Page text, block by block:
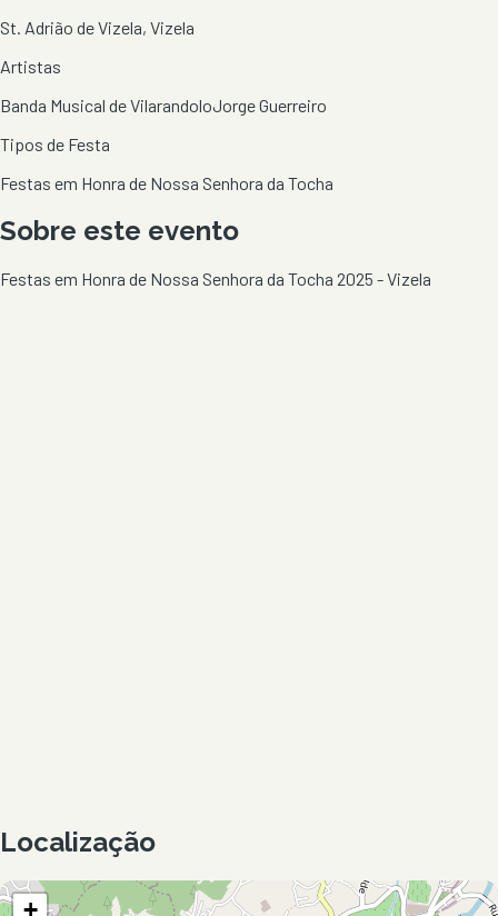
St. Adrião de Vizela, Vizela
Artistas
Banda Musical de VilarandoloJorge Guerreiro
Tipos de Festa
Festas em Honra de Nossa Senhora da Tocha
Sobre este evento
Festas em Honra de Nossa Senhora da Tocha 2025 - Vizela
Localização
+